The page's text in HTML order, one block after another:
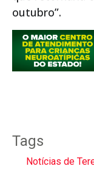
outubro”.
Tags
Notícias de